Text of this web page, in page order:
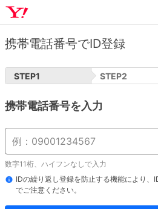
携帯電話番号でID登録
STEP1 STEP2
携帯電話番号を入力
数字11桁、ハイフンなしで入力
IDの繰り返し登録を防止する機能により、
でご注意ください。